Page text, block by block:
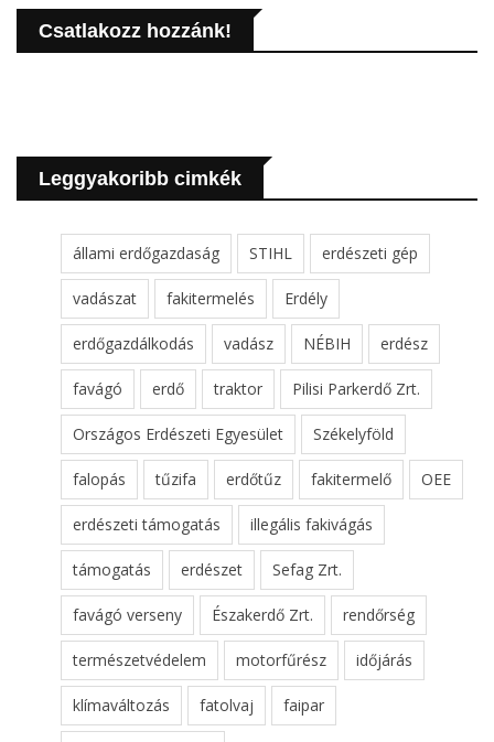
Csatlakozz hozzánk!
Leggyakoribb cimkék
állami erdőgazdaság STIHL erdészeti gép
vadászat fakitermelés Erdély
erdőgazdálkodás vadász NÉBIH erdész
favágó erdő traktor Pilisi Parkerdő Zrt.
Országos Erdészeti Egyesület Székelyföld
falopás tűzifa erdőtűz fakitermelő OEE
erdészeti támogatás illegális fakivágás
támogatás erdészet Sefag Zrt.
favágó verseny Északerdő Zrt. rendőrség
természetvédelem motorfűrész időjárás
klímaváltozás fatolvaj faipar